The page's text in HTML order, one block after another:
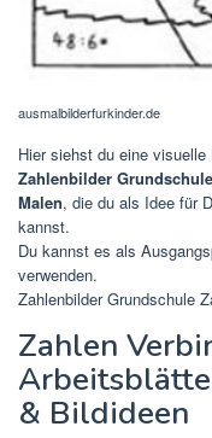
ausmalbilderfurkinder.de
Hier siehst du eine
Zahlenbilder
Malen, die du als Idee für
kannst.
Du kannst es als
verwenden.
Zahlenbilder Grundschule
Zahlen
& Bildideen